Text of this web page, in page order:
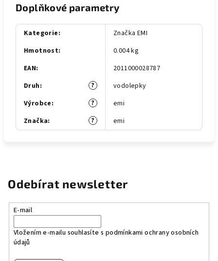
Doplňkové parametry
Kategorie:
Značka EMI
Hmotnost:
0.004 kg
EAN:
2011000028787
?
Druh:
vodolepky
?
Výrobce:
emi
?
Značka: emi
Odebírat newsletter
E-mail
Vložením e-mailu souhlasíte s podmínkami ochrany osobních
údajů